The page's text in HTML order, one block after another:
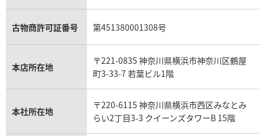
アクアマリン買取
オメガ買取
カルティエ買取
フランク ミュラー買取
リシャール・ミル買取
パネライ買取
チューダー（チュードル）買取
プラダ買取
モーブッサン買取
古物商許可証番号 第451380001308号
本店所在地
〒221-0835 神奈川県横浜市神奈川区鶴屋
町3-33-7 若葉ビル1階
本社所在地
〒220-6115 神奈川県横浜市西区みなとみ
らい2丁目3-3 クイーンズタワーB 15階